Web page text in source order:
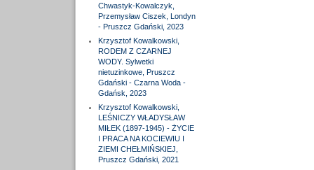
Chwastyk-Kowalczyk,
Przemysław Ciszek, Londyn
- Pruszcz Gdański, 2023
Krzysztof Kowalkowski,
RODEM Z CZARNEJ
WODY. Sylwetki
nietuzinkowe, Pruszcz
Gdański - Czarna Woda -
Gdańsk, 2023
Krzysztof Kowalkowski,
LEŚNICZY WŁADYSŁAW
MIŁEK (1897-1945) - ŻYCIE
I PRACA NA KOCIEWIU I
ZIEMI CHEŁMIŃSKIEJ,
Pruszcz Gdański, 2021